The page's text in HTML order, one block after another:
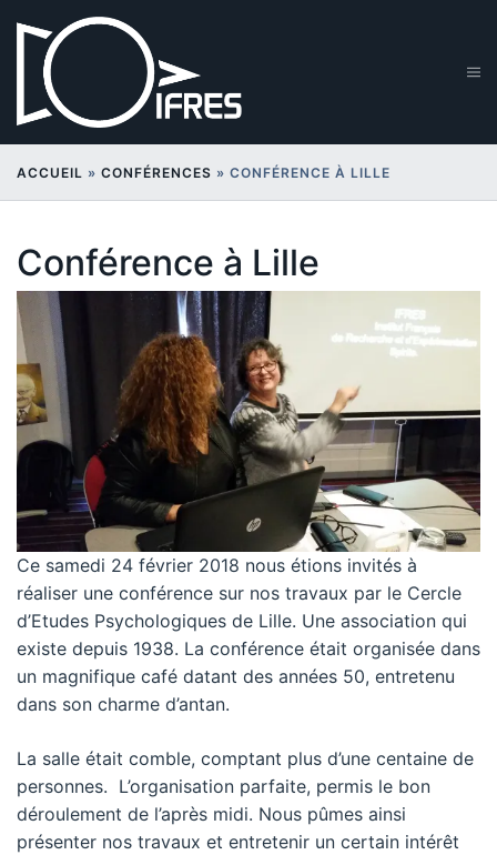
contenu
ACCUEIL » CONFÉRENCES » CONFÉRENCE À LILLE
Conférence à Lille
Ce samedi 24 février 2018 nous étions invités à
réaliser une conférence sur nos travaux par le Cercle
d’Etudes Psychologiques de Lille. Une association qui
existe depuis 1938. La conférence était organisée dans
un magnifique café datant des années 50, entretenu
dans son charme d’antan.
La salle était comble, comptant plus d’une centaine de
personnes. L’organisation parfaite, permis le bon
déroulement de l’après midi. Nous pûmes ainsi
présenter nos travaux et entretenir un certain intérêt